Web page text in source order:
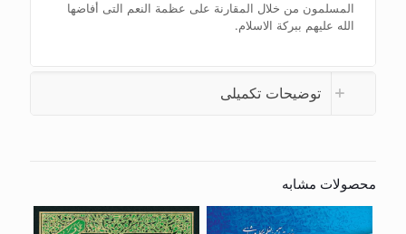
المسلمون من خلال المقارنة علی عظمة النعم التی أفاضها
الله علیهم ببرکة الاسلام.
توضیحات تکمیلی
محصولات مشابه